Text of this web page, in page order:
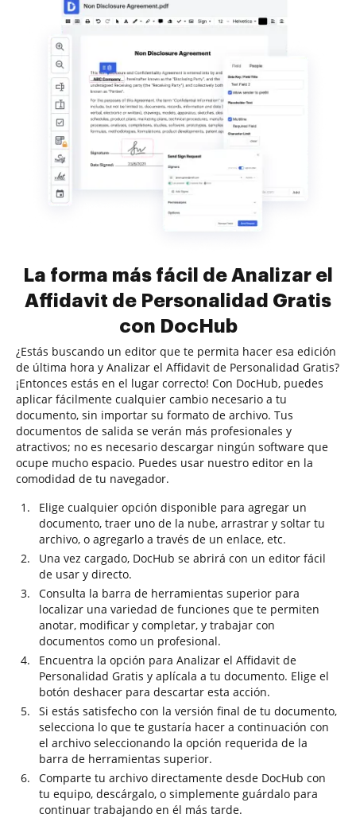
La forma más fácil de Analizar el
Affidavit de Personalidad Gratis
con DocHub
¿Estás buscando un editor que te permita hacer esa edición
de última hora y Analizar el Affidavit de Personalidad Gratis?
¡Entonces estás en el lugar correcto! Con DocHub, puedes
aplicar fácilmente cualquier cambio necesario a tu
documento, sin importar su formato de archivo. Tus
documentos de salida se verán más profesionales y
atractivos; no es necesario descargar ningún software que
ocupe mucho espacio. Puedes usar nuestro editor en la
comodidad de tu navegador.
Elige cualquier opción disponible para agregar un
documento, traer uno de la nube, arrastrar y soltar tu
archivo, o agregarlo a través de un enlace, etc.
Una vez cargado, DocHub se abrirá con un editor fácil
de usar y directo.
Consulta la barra de herramientas superior para
localizar una variedad de funciones que te permiten
anotar, modificar y completar, y trabajar con
documentos como un profesional.
Encuentra la opción para Analizar el Affidavit de
Personalidad Gratis y aplícala a tu documento. Elige el
botón deshacer para descartar esta acción.
Si estás satisfecho con la versión final de tu documento,
selecciona lo que te gustaría hacer a continuación con
el archivo seleccionando la opción requerida de la
barra de herramientas superior.
Comparte tu archivo directamente desde DocHub con
tu equipo, descárgalo, o simplemente guárdalo para
continuar trabajando en él más tarde.